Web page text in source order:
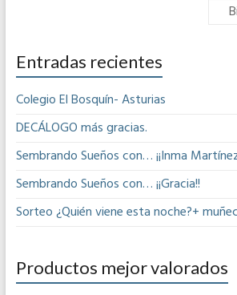
Entradas recientes
Colegio El Bosquín- Asturias
DECÁLOGO más gracias.
Sembrando Sueños con… ¡¡Inma
Sembrando Sueños con… ¡¡Gracia!!
Sorteo ¿Quién viene esta noche?+
Productos mejor valorados